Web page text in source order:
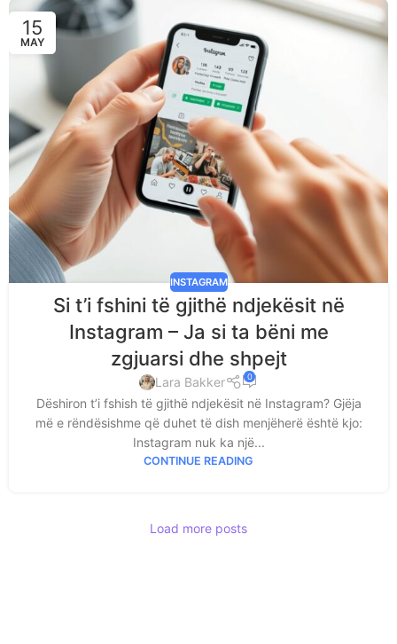
15
MAY
INSTAGRAM
Si t’i fshini të gjithë ndjekësit në
Instagram – Ja si ta bëni me
zgjuarsi dhe shpejt
Lara Bakker 0
Dëshiron t’i fshish të gjithë ndjekësit në Instagram? Gjëja
më e rëndësishme që duhet të dish menjëherë është kjo:
Instagram nuk ka një...
CONTINUE READING
Load more posts